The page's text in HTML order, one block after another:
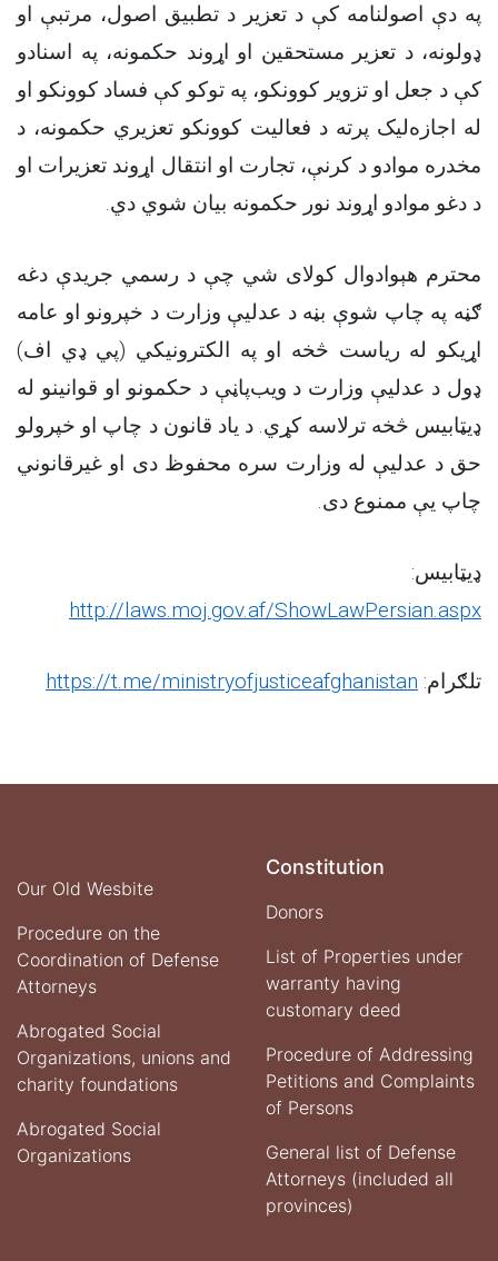
په دې اصولنامه کې د تعزیر د تطبیق اصول، مرتبې او
ډولونه، د تعزیر مستحقین او اړوند حکمونه، په اسنادو
کې د جعل او تزویر کوونکو، په توکو کې فساد کوونکو او
له اجازه‌لیک پرته د فعالیت کوونکو تعزیري حکمونه، د
مخدره موادو د کرنې، تجارت او انتقال اړوند تعزیرات او
د دغو موادو اړوند نور حکمونه بیان شوي دي.
محترم هېوادوال کولای شي چې د رسمي جریدې دغه
ګڼه په چاپ شوې بڼه د عدلیې وزارت د خپرونو او عامه
اړیکو له ریاست څخه او په الکترونیکي (پي ډي اف)
ډول د عدلیې وزارت د ویب‌پاڼې د حکمونو او قوانینو له
ډیټابیس څخه ترلاسه کړي. د یاد قانون د چاپ او خپرولو
حق د عدلیې له وزارت سره محفوظ دی او غیرقانوني
چاپ یې ممنوع دی.
ډیټابیس:
http://laws.moj.gov.af/ShowLawPersian.aspx
تلګرام: https://t.me/ministryofjusticeafghanistan
Our Old Wesbite
Procedure on the
Coordination of Defense
Attorneys
Abrogated Social
Organizations, unions and
charity foundations
Abrogated Social
Organizations
Constitution
Donors
List of Properties under
warranty having
customary deed
Procedure of Addressing
Petitions and Complaints
of Persons
General list of Defense
Attorneys (included all
provinces)